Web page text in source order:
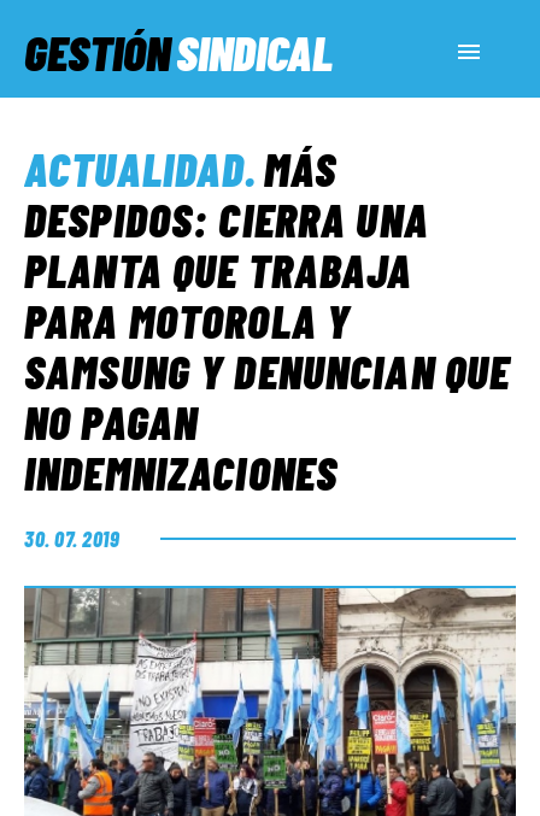
GESTIÓNSINDICAL
SERVICIOS SOCIALES
INFORMES ESPECIALES
FUERA DE MEGÁFONO
EL LADO «G»
ACTUALIDAD.MÁS
DESPIDOS: CIERRA UNA
PLANTA QUE TRABAJA
PARA MOTOROLA Y
SAMSUNG Y DENUNCIAN QUE
NO PAGAN
INDEMNIZACIONES
30. 07. 2019